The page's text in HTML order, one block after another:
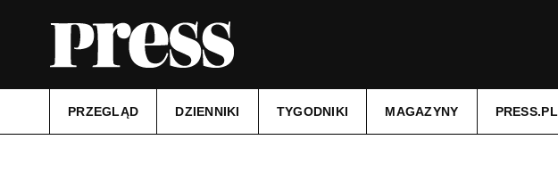
PRZEGLĄD DZIENNIKI TYGODNIKI MAGAZYNY PRESS.PL